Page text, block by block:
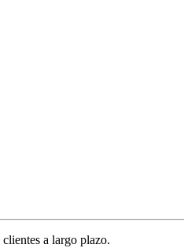
a largo plazo.